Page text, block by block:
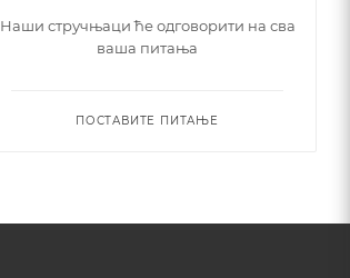
Наши стручњаци ће одговорити на сва
ваша питања
ПОСТАВИТЕ ПИТАЊЕ